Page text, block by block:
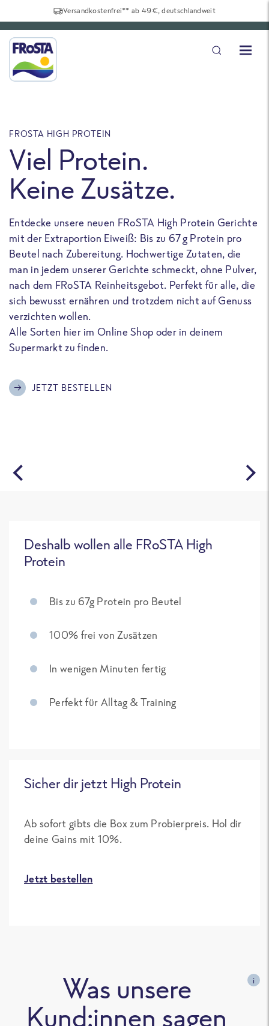
Versandkostenfrei** ab 49€, deutschlandweit
FROSTA HIGH PROTEIN
Viel Protein.
Keine Zusätze.
Entdecke unsere neuen FRoSTA High Protein Gerichte
mit der Extraportion Eiweiß: Bis zu 67 g Protein pro
Beutel nach Zubereitung. Hochwertige Zutaten, die
man in jedem unserer Gerichte schmeckt, ohne Pulver,
nach dem FRoSTA Reinheitsgebot. Perfekt für alle, die
sich bewusst ernähren und trotzdem nicht auf Genuss
verzichten wollen.
Alle Sorten hier im Online Shop oder in deinem
Supermarkt zu finden.
JETZT BESTELLEN
Deshalb wollen alle FRoSTA High
Protein
Bis zu 67g Protein pro Beutel
100% frei von Zusätzen
In wenigen Minuten fertig
Perfekt für Alltag & Training
Sicher dir jetzt High Protein
Ab sofort gibts die Box zum Probierpreis. Hol dir
deine Gains mit 10%.
Jetzt bestellen
Was unsere
Kund:innen sagen
i